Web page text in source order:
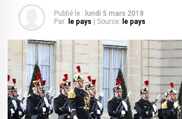
Publié le : lundi 5 mars 2018
Par: le pays | Source: le pays